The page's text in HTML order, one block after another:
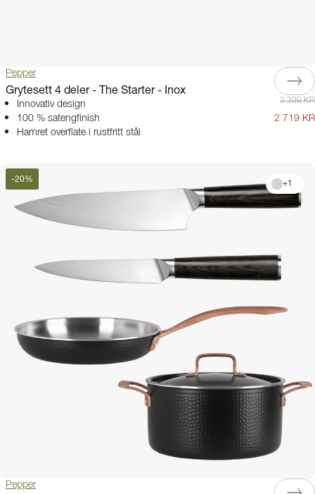
Pepper
Grytesett 4 deler - The Starter - Inox
Innovativ design
100 % satengfinish
Hamret overflate i rustfritt stål
3 399 KR
2 719 KR
-20% +1
Pepper